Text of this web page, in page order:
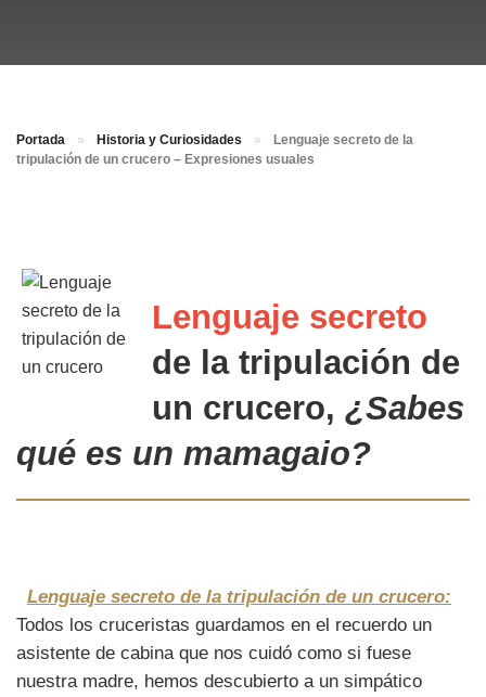
Portada » Historia y Curiosidades »
Lenguaje secreto de la
tripulación de un crucero – Expresiones usuales
Lenguaje secreto
de la tripulación de
un crucero, ¿Sabes
qué es un mamagaio?
Lenguaje secreto de la tripulación de un crucero:
Todos los cruceristas guardamos en el recuerdo un
asistente de cabina que nos cuidó como si fuese
nuestra madre, hemos descubierto a un simpático